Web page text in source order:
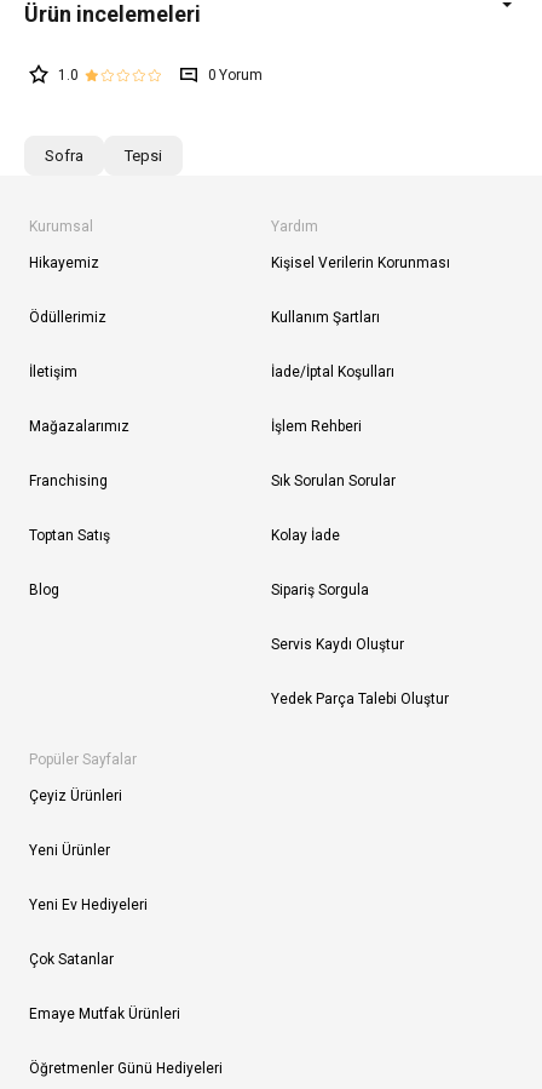
1.0 0
Sofra Tepsi
Kurumsal
Hikayemiz
Ödüllerimiz
İletişim
Mağazalarımız
Franchising
Toptan Satış
Blog
Yardım
Kişisel Verilerin Korunması
Kullanım Şartları
İade/İptal Koşulları
İşlem Rehberi
Sık Sorulan Sorular
Kolay İade
Sipariş Sorgula
Servis Kaydı Oluştur
Yedek Parça Talebi Oluştur
Popüler Sayfalar
Çeyiz Ürünleri
Yeni Ürünler
Yeni Ev Hediyeleri
Çok Satanlar
Emaye Mutfak Ürünleri
Öğretmenler Günü Hediyeleri